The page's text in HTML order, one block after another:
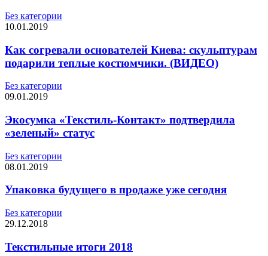
Без категории
10.01.2019
Как согревали основателей Киева: скульптурам
подарили теплые костюмчики. (ВИДЕО)
Без категории
09.01.2019
Экосумка «Текстиль-Контакт» подтвердила
«зеленый» статус
Без категории
08.01.2019
Упаковка будущего в продаже уже сегодня
Без категории
29.12.2018
Текстильные итоги 2018